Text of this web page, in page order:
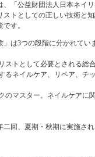
、「公益財団法人日本ネイ
ストとしての正しい技術と
す。
」は3つの段階に分かれてい
ストとして必要とされる総
るネイルケア、リペア、チ
のマスター。ネイルケアに
回、夏期・秋期に実施され